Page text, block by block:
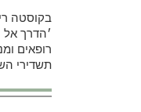
בקוסטה
׳הדרך
רופאים
תשדירי